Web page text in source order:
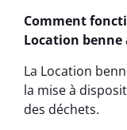
Comment
Location benne
La Location
la mise à
des déchets.